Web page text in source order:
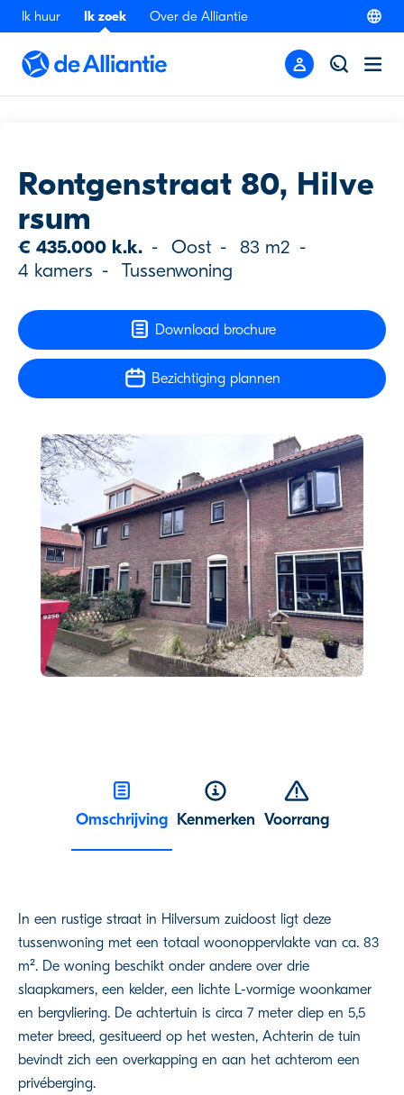
Ik huur Ik zoek Over de Alliantie
Terug
Rontgenstraat 80, Hilve
rsum
€ 435.000 k.k. - Oost - 83 m2 -
4 kamers - Tussenwoning
Download brochure
Bezichtiging plannen
Omschrijving Kenmerken Voorrang
In een rustige straat in Hilversum zuidoost ligt deze
tussenwoning met een totaal woonoppervlakte van ca. 83
m². De woning beschikt onder andere over drie
slaapkamers, een kelder, een lichte L-vormige woonkamer
en bergvliering. De achtertuin is circa 7 meter diep en 5,5
meter breed, gesitueerd op het westen, Achterin de tuin
bevindt zich een overkapping en aan het achterom een
privéberging.